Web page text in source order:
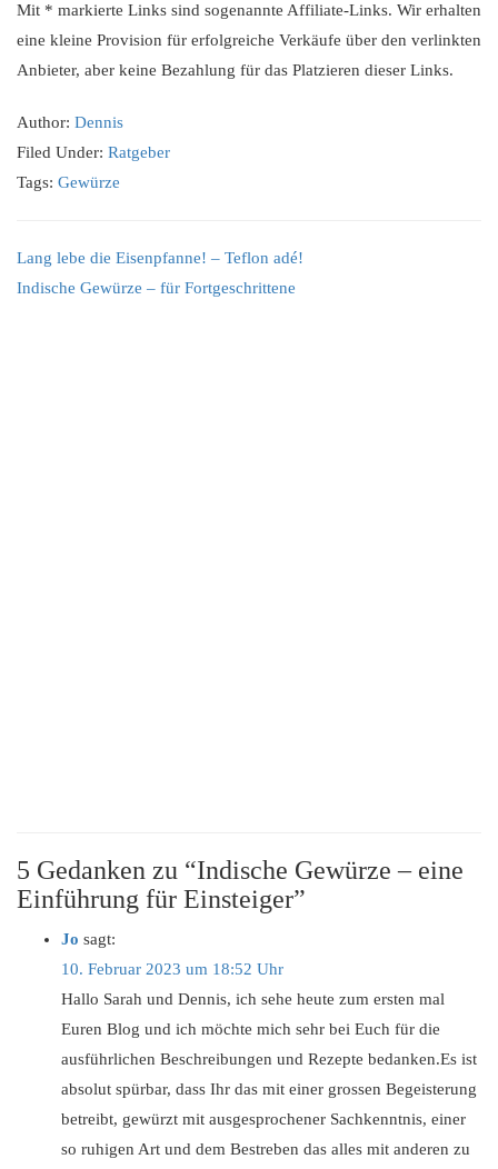
Mit * markierte Links sind sogenannte Affiliate-Links. Wir erhalten
eine kleine Provision für erfolgreiche Verkäufe über den verlinkten
Anbieter, aber keine Bezahlung für das Platzieren dieser Links.
Author: Dennis
Filed Under: Ratgeber
Tags: Gewürze
Lang lebe die Eisenpfanne! – Teflon adé!
Indische Gewürze – für Fortgeschrittene
5 Gedanken zu “Indische Gewürze – eine
Einführung für Einsteiger”
Jo sagt:
10. Februar 2023 um 18:52 Uhr
Hallo Sarah und Dennis, ich sehe heute zum ersten mal
Euren Blog und ich möchte mich sehr bei Euch für die
ausführlichen Beschreibungen und Rezepte bedanken.Es ist
absolut spürbar, dass Ihr das mit einer grossen Begeisterung
betreibt, gewürzt mit ausgesprochener Sachkenntnis, einer
so ruhigen Art und dem Bestreben das alles mit anderen zu